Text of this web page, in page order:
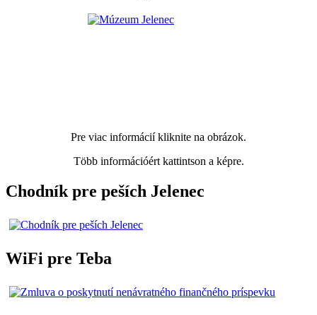
Pre viac informácií kliknite na obrázok.
Több információért kattintson a képre.
Chodník pre peších Jelenec
WiFi pre Teba